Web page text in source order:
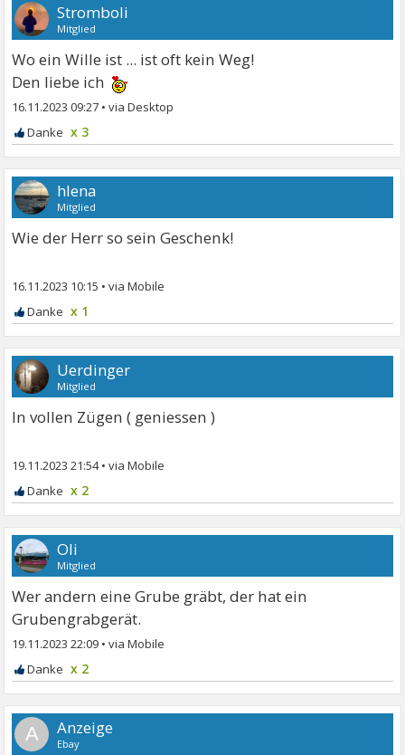
Stromboli
Mitglied
Wo ein Wille ist ... ist oft kein Weg!
Den liebe ich
16.11.2023 09:27 •
x 3
hlena
Mitglied
Wie der Herr so sein Geschenk!
16.11.2023 10:15 •
x 1
Uerdinger
Mitglied
In vollen Zügen ( geniessen )
19.11.2023 21:54•
x 2
Oli
Mitglied
Wer andern eine Grube gräbt, der hat ein
Grubengrabgerät.
19.11.2023 22:09 •
x 2
A